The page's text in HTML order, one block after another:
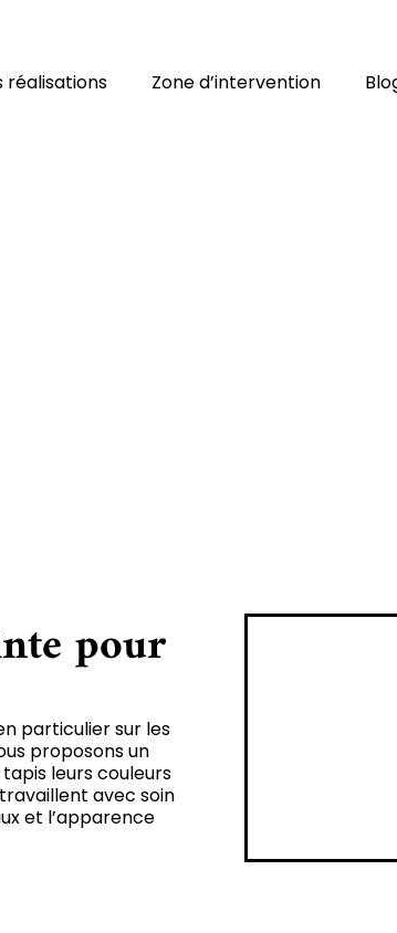
réalisations Zone d’intervention
pour
particulier sur les
proposons un
leurs couleurs
avec soin
et l’apparence